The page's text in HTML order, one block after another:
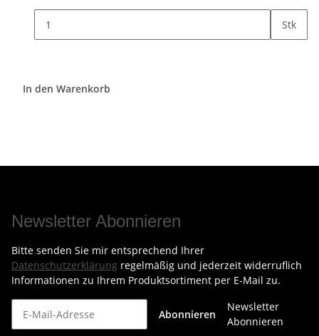
Stk
In den Warenkorb
Newsletter Abonnieren
Bitte senden Sie mir entsprechend Ihrer
Datenschutzerklärung regelmäßig und jederzeit widerruflich
Informationen zu Ihrem Produktsortiment per E-Mail zu.
Abonnieren
Newsletter
Abonnieren